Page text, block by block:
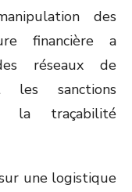
des
financière a
réseaux de
les sanctions
la traçabilité
une logistique